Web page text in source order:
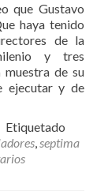
que Gustavo
haya tenido
de la
y tres
muestra de su
ejecutar y de
Etiquetado
,septima